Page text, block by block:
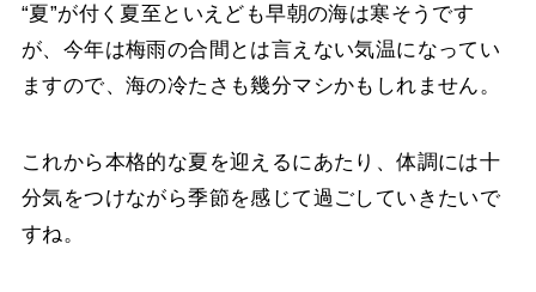
“夏”が付く夏至といえども早朝の海は寒そうです
が、今年は梅雨の合間とは言えない気温になってい
ますので、海の冷たさも幾分マシかもしれません。
これから本格的な夏を迎えるにあたり、体調には十
分気をつけながら季節を感じて過ごしていきたいで
すね。